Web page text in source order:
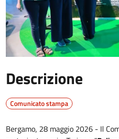
Descrizione
Comunicato stampa
Bergamo, 28 maggio 2026 - Il